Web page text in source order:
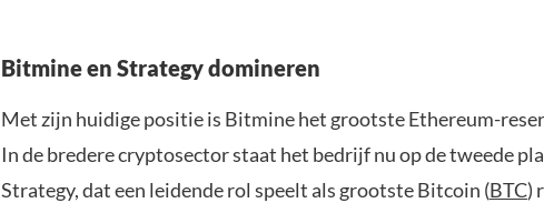
Bitmine en Strategy domineren
Met zijn huidige positie is Bitmine het grootste Ethereum-
In de bredere cryptosector staat het bedrijf nu op de tweede
Strategy, dat een leidende rol speelt als grootste Bitcoin (BTC)